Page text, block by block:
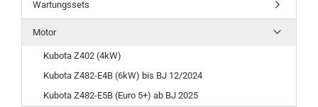
Wartungssets
Motor
Kubota Z402 (4kW)
Kubota Z482-E4B (6kW) bis BJ 12/2024
Kubota Z482-E5B (Euro 5+) ab BJ 2025